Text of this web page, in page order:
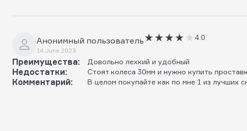
Анонимный пользователь
14 June 2023
4.0
Преимущества: Довольно лехкий и удобный
Недостатки: Стоят колеса 30мм и нужно купить
Комментарий: В целом покупайте как по мне 1 из лучших